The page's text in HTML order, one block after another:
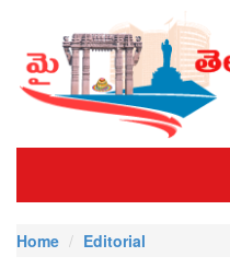
Home
Editorial